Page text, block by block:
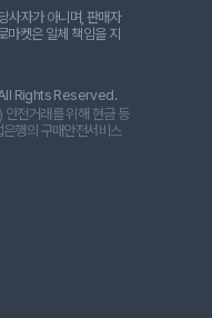
사자가 아니며, 판매자
마켓은 일체 책임을 지
Rights Reserved.
안전거래를 위해 현금 등
행의 구매안전서비스